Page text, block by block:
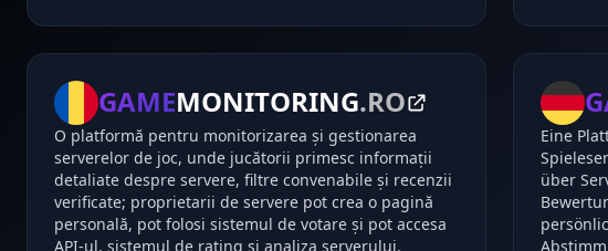
GAMEMONITORING.RO
O platformă pentru monitorizarea și gestionarea
serverelor de joc, unde jucătorii primesc informații
detaliate despre servere, filtre convenabile și recenzii
verificate; proprietarii de servere pot crea o pagină
personală, pot folosi sistemul de votare și pot accesa
API-ul, sistemul de rating și analiza serverului.
Eine
über